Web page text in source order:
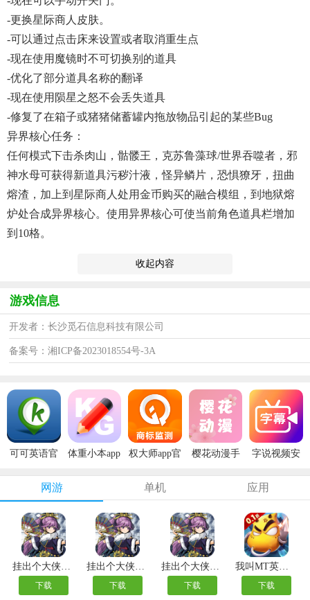
-更换星际商人皮肤。
-可以通过点击床来设置或者取消重生点
-现在使用魔镜时不可切换别的道具
-优化了部分道具名称的翻译
-现在使用陨星之怒不会丢失道具
-修复了在箱子或猪猪储蓄罐内拖放物品引起的某些bug
异界核心任务：
任何模式下击杀肉山，骷髅王，克苏鲁藻球/世界吞噬者，邪
神水母可获得新道具污秽汁液，怪异鳞片，恐惧獠牙，扭曲
熔渣，加上到星际商人处用金币购买的融合模组，到地狱熔
炉处合成异界核心。使用异界核心可使当前角色道具栏增加
到10格。
收起内容
游戏信息
开发者：长沙觅石信息科技有限公司
备案号：湘ICP备2023018554号-3A
可可英语官
体重小本app
权大师app官
樱花动漫手
字说视频安
网游 单机 应用
挂出个大侠变态版
下载
挂出个大侠0.05折
下载
挂出个大侠内购版
下载
我叫MT英雄杀内测版
下载